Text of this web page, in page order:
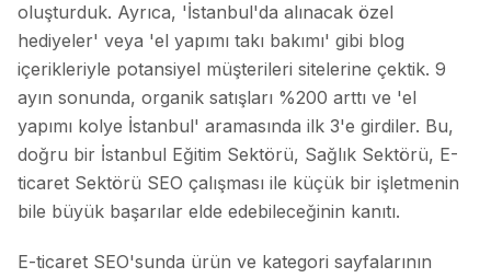
oluşturduk. Ayrıca, 'İstanbul'da alınacak özel
hediyeler' veya 'el yapımı takı bakımı' gibi blog
içerikleriyle potansiyel müşterileri sitelerine çektik. 9
ayın sonunda, organik satışları %200 arttı ve 'el
yapımı kolye İstanbul' aramasında ilk 3'e girdiler. Bu,
doğru bir İstanbul Eğitim Sektörü, Sağlık Sektörü, E-
ticaret Sektörü SEO çalışması ile küçük bir işletmenin
bile büyük başarılar elde edebileceğinin kanıtı.
E-ticaret SEO'sunda ürün ve kategori sayfalarının